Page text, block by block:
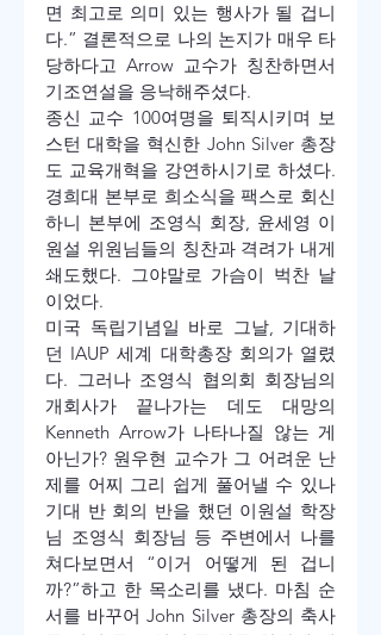
면 최고로 의미 있는 행사가 될 겁니
다.” 결론적으로 나의 논지가 매우 타
당하다고 Arrow 교수가 칭찬하면서
기조연설을 응낙해주셨다.
종신 교수 100여명을 퇴직시키며 보
스턴 대학을 혁신한 John Silver 총장
도 교육개혁을 강연하시기로 하셨다.
경희대 본부로 희소식을 팩스로 회신
하니 본부에 조영식 회장, 윤세영 이
원설 위원님들의 칭찬과 격려가 내게
쇄도했다. 그야말로 가슴이 벅찬 날
이었다.
미국 독립기념일 바로 그날, 기대하
던 IAUP 세계 대학총장 회의가 열렸
다. 그러나 조영식 협의회 회장님의
개회사가 끝나가는 데도 대망의
Kenneth Arrow가 나타나질 않는 게
아닌가? 원우현 교수가 그 어려운 난
제를 어찌 그리 쉽게 풀어낼 수 있나
기대 반 회의 반을 했던 이원설 학장
님 조영식 회장님 등 주변에서 나를
쳐다보면서 “이거 어떻게 된 겁니
까?”하고 한 목소리를 냈다. 마침 순
서를 바꾸어 John Silver 총장의 축사